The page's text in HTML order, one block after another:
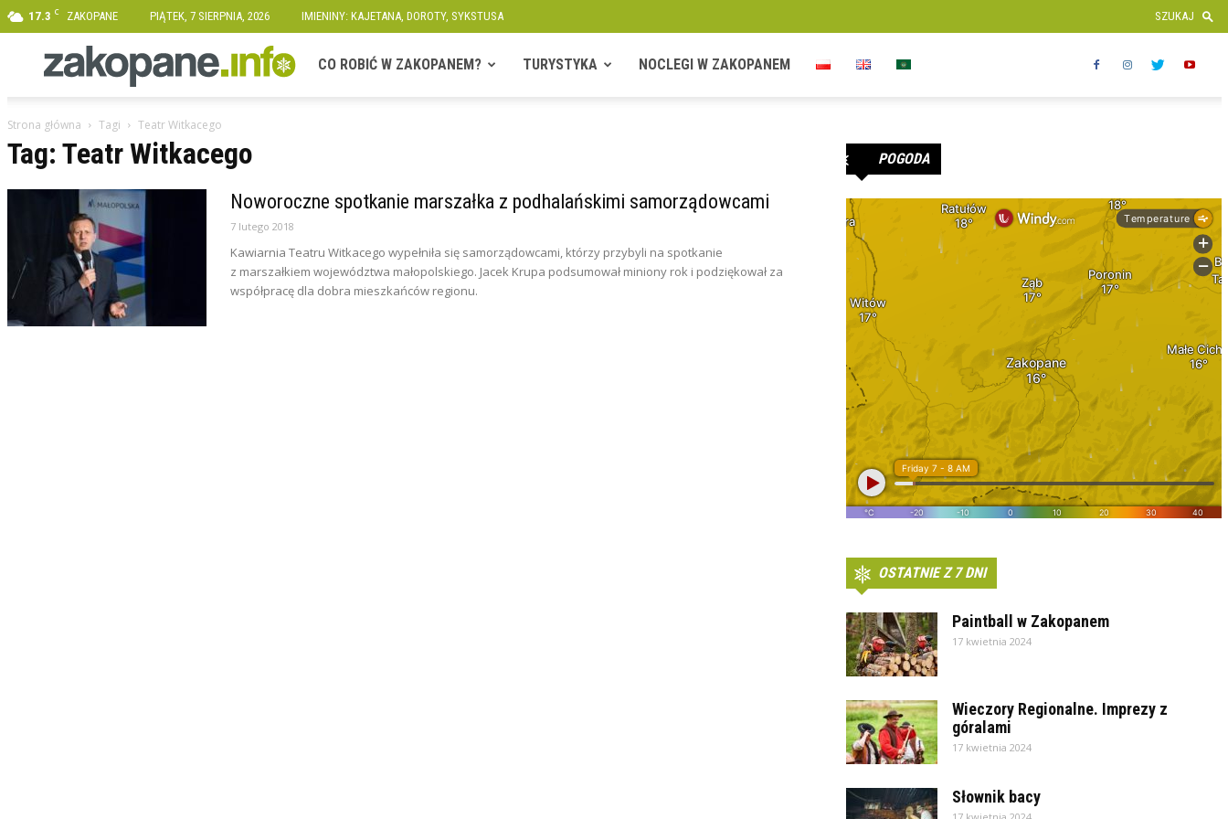
17.3 C ZAKOPANE PIĄTEK, 7 SIERPNIA, 2026 IMIENINY: KAJETANA, DOROTY, SYKSTUSA
Zakopane.info
CO ROBIĆ W ZAKOPANEM? TURYSTYKA NOCLEGI W ZAKOPANEM
Strona główna Tagi Teatr Witkacego
Tag: Teatr Witkacego
Noworoczne spotkanie marszałka z podhalańskimi samorządowcami
7 lutego 2018
Kawiarnia Teatru Witkacego wypełniła się samorządowcami, którzy przybyli na spotkanie
z marszałkiem województwa małopolskiego. Jacek Krupa podsumował miniony rok i podziękował za
współpracę dla dobra mieszkańców regionu.
POGODA
OSTATNIE Z 7 DNI
Paintball w Zakopanem
17 kwietnia 2024
Wieczory Regionalne. Imprezy z
góralami
17 kwietnia 2024
Słownik bacy